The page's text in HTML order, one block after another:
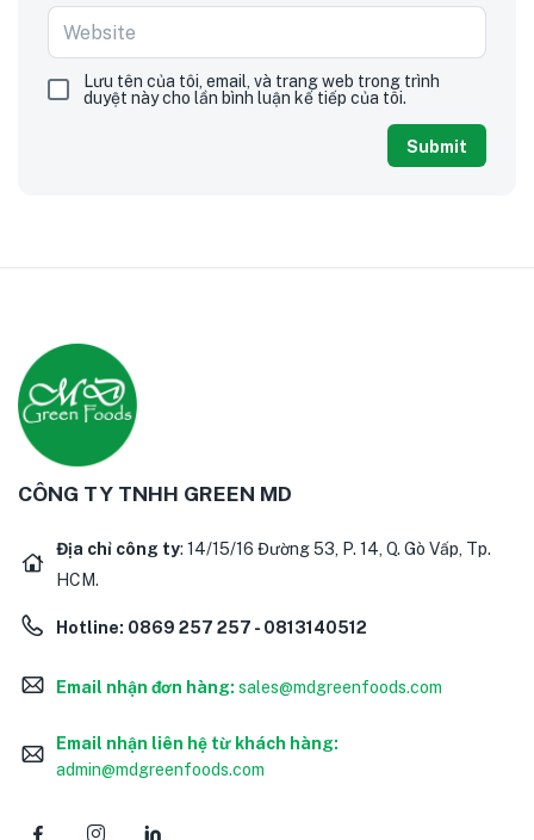
Lưu tên của tôi, email, và trang web trong trình
duyệt này cho lần bình luận kế tiếp của tôi.
CÔNG TY TNHH GREEN MD
Địa chỉ công ty: 14/15/16 Đường 53, P. 14, Q. Gò Vấp, Tp.
HCM.
Hotline: 0869 257 257 - 0813140512
Email nhận đơn hàng: sales@mdgreenfoods.com
Email nhận liên hệ từ khách hàng:
admin@mdgreenfoods.com